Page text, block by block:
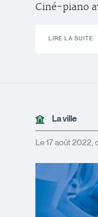
Ciné-piano
LIRE LA SUITE
La ville
Le 17 août 2022,